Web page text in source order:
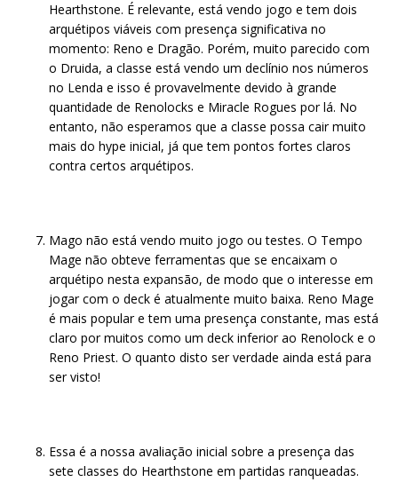
Hearthstone. É relevante, está vendo jogo e tem dois
arquétipos viáveis com presença significativa no
momento: Reno e Dragão. Porém, muito parecido com
o Druida, a classe está vendo um declínio nos números
no Lenda e isso é provavelmente devido à grande
quantidade de Renolocks e Miracle Rogues por lá. No
entanto, não esperamos que a classe possa cair muito
mais do hype inicial, já que tem pontos fortes claros
contra certos arquétipos.
Mago não está vendo muito jogo ou testes. O Tempo
Mage não obteve ferramentas que se encaixam o
arquétipo nesta expansão, de modo que o interesse em
jogar com o deck é atualmente muito baixa. Reno Mage
é mais popular e tem uma presença constante, mas está
claro por muitos como um deck inferior ao Renolock e o
Reno Priest. O quanto disto ser verdade ainda está para
ser visto!
Essa é a nossa avaliação inicial sobre a presença das
sete classes do Hearthstone em partidas ranqueadas.